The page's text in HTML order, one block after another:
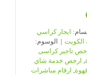
ايجار كراسي
|
الوسوم:
تاجير كراسى
ارخص خدمة شاي
ارقام مباشرات